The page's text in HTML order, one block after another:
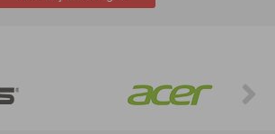
máy đóng chứng từ cũ. Vì vậy mà Manic
suất công việc của bạn.